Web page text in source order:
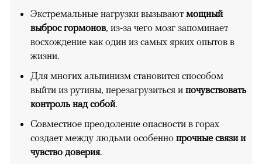
Экстремальные нагрузки вызывают мощный
выброс гормонов, из-за чего мозг запоминает
восхождение как один из самых ярких опытов в
жизни.
Для многих альпинизм становится способом
выйти из рутины, перезагрузиться и почувствовать
контроль над собой.
Совместное преодоление опасности в горах
создает между людьми особенно прочные связи и
чувство доверия.